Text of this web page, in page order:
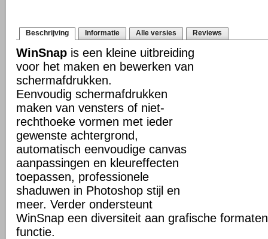
Beschrijving Informatie Alle versies Reviews
WinSnap is een kleine uitbreiding
voor het maken en bewerken van
schermafdrukken.
Eenvoudig schermafdrukken
maken van vensters of niet-
rechthoeke vormen met ieder
gewenste achtergrond,
automatisch eenvoudige canvas
aanpassingen en kleureffecten
toepassen, professionele
shaduwen in Photoshop stijl en
meer. Verder ondersteunt
WinSnap een diversiteit aan grafische
functie.